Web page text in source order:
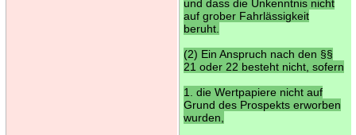
und dass die Unkenntnis nicht
auf grober Fahrlässigkeit
beruht.
(2) Ein Anspruch nach den §§
21 oder 22 besteht nicht, sofern
1. die Wertpapiere nicht auf
Grund des Prospekts erworben
wurden,